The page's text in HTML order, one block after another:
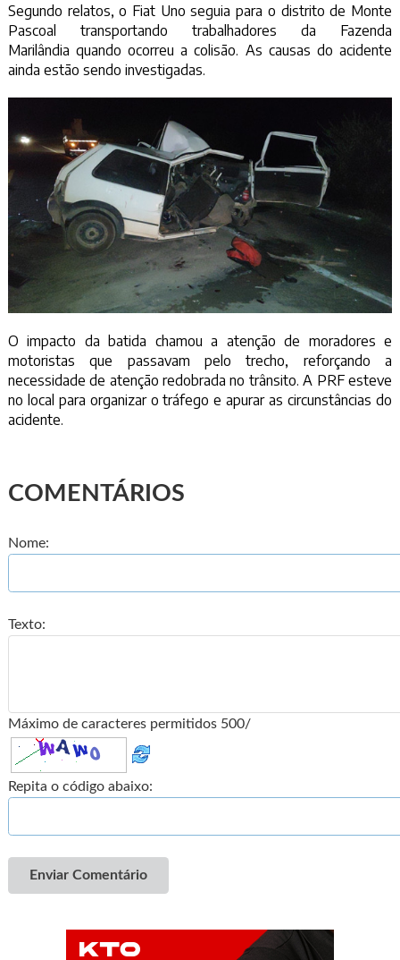
Segundo relatos, o Fiat Uno seguia para o distrito de Monte
Pascoal transportando trabalhadores da Fazenda
Marilândia quando ocorreu a colisão. As causas do acidente
ainda estão sendo investigadas.
O impacto da batida chamou a atenção de moradores e
motoristas que passavam pelo trecho, reforçando a
necessidade de atenção redobrada no trânsito. A PRF esteve
no local para organizar o tráfego e apurar as circunstâncias do
acidente.
COMENTÁRIOS
Nome:
Texto:
Máximo de caracteres permitidos 500/
Repita o código abaixo:
Enviar Comentário